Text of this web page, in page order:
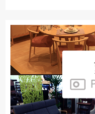
綾野製作所 コイ
飛騨産業